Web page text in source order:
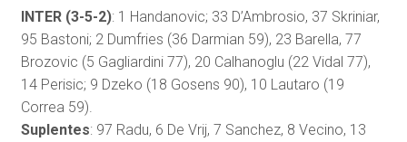
INTER (3-5-2): 1 Handanovic; 33 D’Ambrosio, 37 Skriniar,
95 Bastoni; 2 Dumfries (36 Darmian 59), 23 Barella, 77
Brozovic (5 Gagliardini 77), 20 Calhanoglu (22 Vidal 77),
14 Perisic; 9 Dzeko (18 Gosens 90), 10 Lautaro (19
Correa 59).
Suplentes: 97 Radu, 6 De Vrij, 7 Sanchez, 8 Vecino, 13